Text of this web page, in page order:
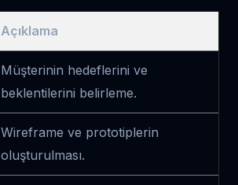
Açıklama
Müşterinin hedeflerini ve
beklentilerini belirleme.
Wireframe ve prototiplerin
oluşturulması.